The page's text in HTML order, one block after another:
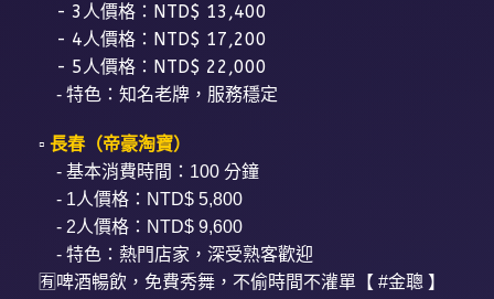
- 3人價格：NTD$ 13,400
- 4人價格：NTD$ 17,200
- 5人價格：NTD$ 22,000
- 特色：知名老牌，服務穩定
▫️長春（帝豪淘寶）
- 基本消費時間：100 分鐘
- 1人價格：NTD$ 5,800
- 2人價格：NTD$ 9,600
- 特色：熱門店家，深受熟客歡迎
🈶️啤酒暢飲，免費秀舞，不偷時間不灌單【 #金聰 】